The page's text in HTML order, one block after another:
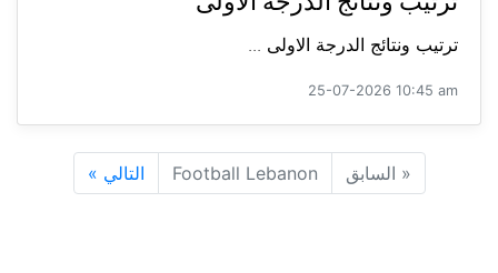
ترتيب ونتائج الدرجة الاولى ...
25-07-2026 10:45 am
« السابق Football Lebanon التالي »